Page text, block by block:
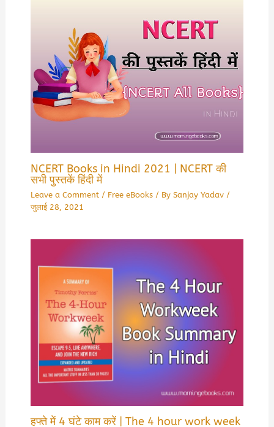
NCERT Books in Hindi 2021 | NCERT की
सभी पुस्तकें हिंदी में
Leave a Comment / Free eBooks/ By Sanjay Yadav /
जुलाई 28, 2021
हफ्ते में 4 घंटे काम करें | The 4 hour work week